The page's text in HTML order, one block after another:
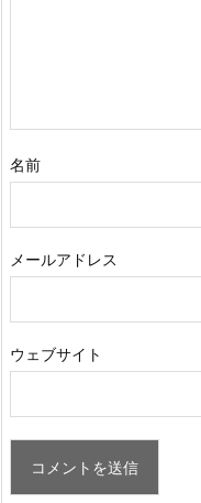
名前
メールアドレス
ウェブサイト